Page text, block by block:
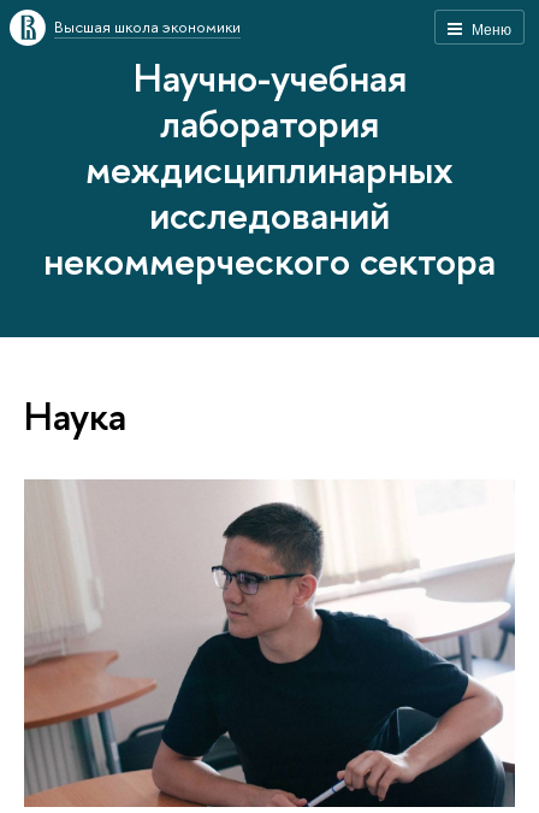
Меню
Высшая школа экономики
Научно-учебная
лаборатория
междисциплинарных
исследований
некоммерческого сектора
Наука